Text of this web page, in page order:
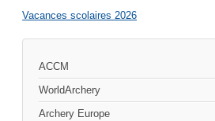
Vacances scolaires 2026
ACCM
WorldArchery
Archery Europe